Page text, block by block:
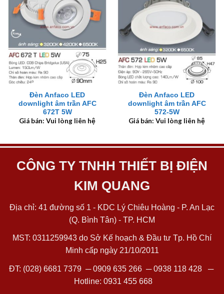
Đèn Anfaco LED
downlight âm trần AFC
672T 5W
Giá bán: Vui lòng liên hệ
Đèn Anfaco LED
downlight âm trần AFC
572-5W
Giá bán: Vui lòng liên hệ
CÔNG TY TNHH THIẾT BỊ ĐIỆN
KIM QUANG
Địa chỉ: 41 đường số 1 - KDC Lý Chiêu Hoàng - P. An Lạc
(Q. Bình Tân) - TP. HCM
MST: 0311259943 do Sở Kế hoạch & Đầu tư Tp. Hồ Chí
Minh cấp ngày 21/10/2011
ĐT: (028) 6681 7379 ─0909 635 266─0938 118 428─
Hotline: 0931 455 668